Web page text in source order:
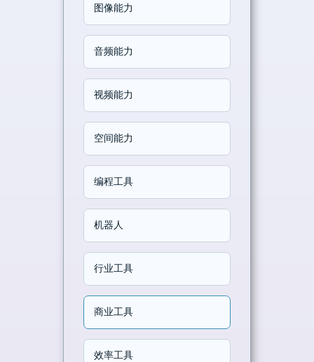
图像能力
音频能力
视频能力
空间能力
编程工具
机器人
行业工具
商业工具
效率工具